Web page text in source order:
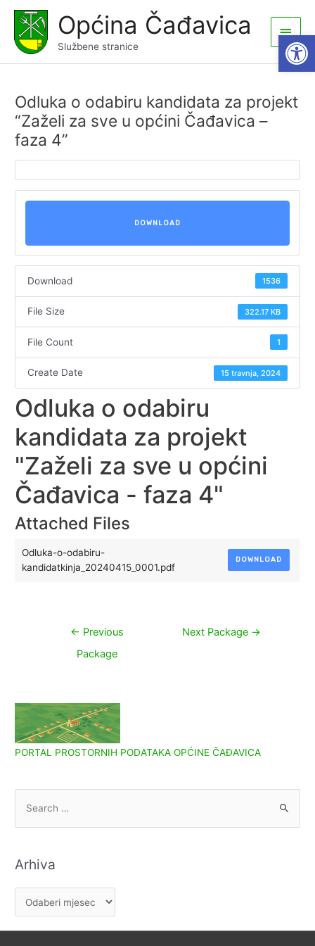
content
Općina Čađavica
Službene stranice
Main
Menu
Odluka o odabiru kandidata za projekt
“Zaželi za sve u općini Čađavica –
faza 4”
DOWNLOAD
Download 1536
File Size 322.17 KB
File Count 1
Create Date 15 travnja, 2024
Odluka o odabiru
kandidata za projekt
"Zaželi za sve u općini
Čađavica - faza 4"
Attached Files
Odluka-o-odabiru-
kandidatkinja_20240415_0001.pdf
DOWNLOAD
Navigacija
← Previous
Package
Next Package →
PORTAL PROSTORNIH PODATAKA OPĆINE ČAĐAVICA
o
Arhiva
r
h